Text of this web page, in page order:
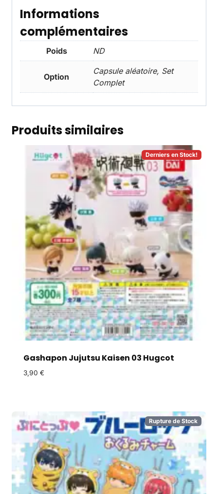
Informations
complémentaires
Poids ND
Option
Capsule aléatoire, Set
Complet
Produits similaires
Derniers en Stock!
Gashapon Jujutsu Kaisen 03 Hugcot
3,90 €
Rupture de Stock